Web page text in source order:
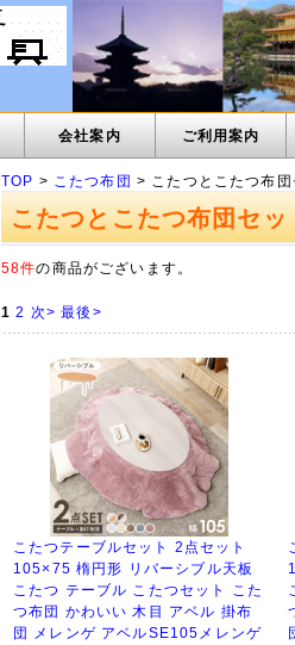
会社案内 ご利用案内
TOP > こたつ布団 > こたつとこたつ布
こたつとこたつ布団セッ
58件の商品がございます。
1 2 次> 最後>
こたつテーブルセット 2点セット
105×75 楕円形 リバーシブル天板
こたつ テーブル こたつセット こた
つ布団 かわいい 木目 アベル 掛布
団 メレンゲ アベルSE105メレンゲ